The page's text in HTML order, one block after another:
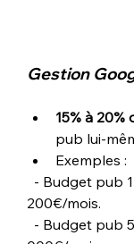
Gestion
15% à
pub lui-
Exemples :
200€/mois.